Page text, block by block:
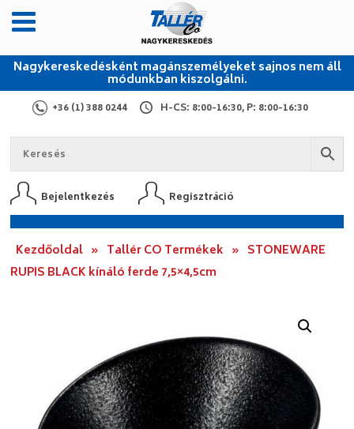
Nagykereskedésként magánszemélyeket sajnos nem áll
módunkban kiszolgálni.
+36 (1) 388 0244 H-CS: 8:00-16:30, P: 8:00-16:30
Bejelentkezés Regisztráció
Kezdőoldal » Tallér CO Termékek » STONEWARE
RUPIS BLACK kínáló ferde 7,5×4,5cm